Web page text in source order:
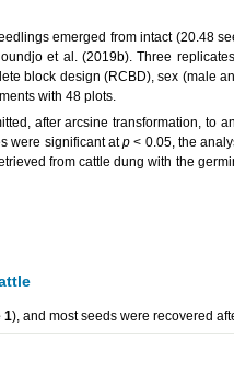
emerged from intact (20.48
et al. (2019b). Three
block design (RCBD), sex (male
with 48 plots.
after arcsine transformation, to
were significant atp < 0.05, the
from cattle dung with the
1), and most seeds were recovered